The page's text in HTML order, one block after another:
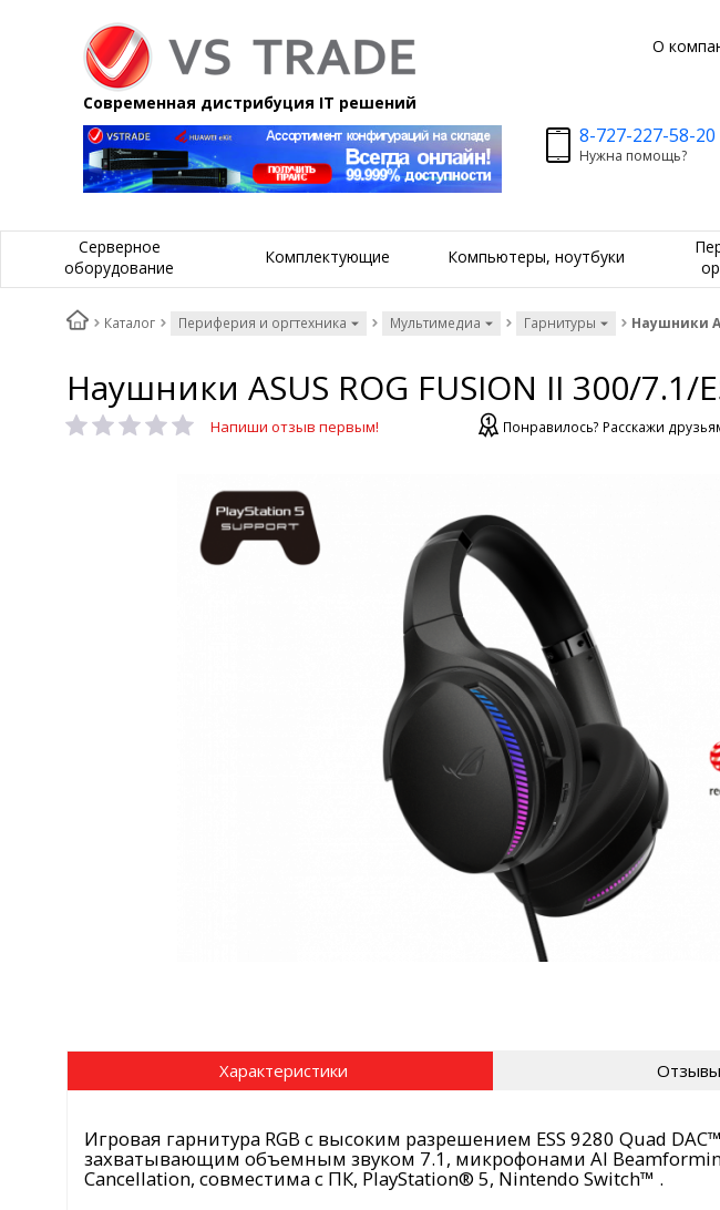
О
Современная дистрибуция IT решений
8-727-227-58-20
Нужна помощь?
Серверное
оборудование
Комплектующие Компьютеры, ноутбуки
Каталог Периферия и оргтехника Мультимедиа Гарнитуры Наушники
Наушники ASUS ROG FUSION II 300/7.1/
Напиши отзыв первым! Понравилось? Расскажи
Характеристики
Игровая гарнитура RGB с высоким разрешением ESS 9280 Quad
захватывающим объемным звуком 7.1, микрофонами AI
Cancellation, совместима с ПК, PlayStation® 5, Nintendo Switch™ .